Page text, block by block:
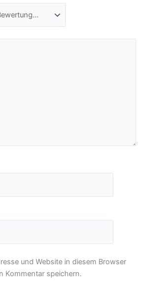
und Website in diesem Browser
Kommentar speichern.